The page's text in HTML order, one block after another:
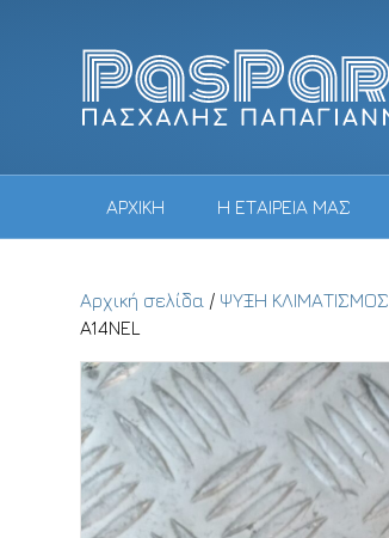
ΑΡΧΙΚΗ Η ΕΤΑΙΡΕΙΑ ΜΑΣ
Αρχική σελίδα / ΨΥΞΗ ΚΛΙΜΑΤΙΣΜΟΣ
A14NEL